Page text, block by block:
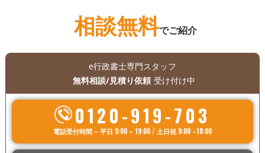
相談無料でご紹介
e行政書士専門スタッフ
無料相談/見積り依頼 受け付け中
0120-919-703
電話受付時間 – 平日 9:00 – 19:00 / 土日祝 9:00 –18:00